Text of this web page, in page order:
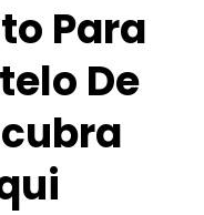
Para
De